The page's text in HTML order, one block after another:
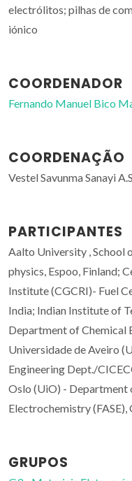
electrólitos; pilhas de
iónico
COORDENADOR
Fernando Manuel Bico
COORDENAÇÃO
Vestel Savunma Sanayi
PARTICIPANTES
Aalto University , School
physics, Espoo, Finland;
Institute (CGCRI)- Fuel
India; Indian Institute of
Department of Chemical
Universidade de Aveiro
Engineering Dept./
Oslo (UiO) - Department
Electrochemistry
GRUPOS